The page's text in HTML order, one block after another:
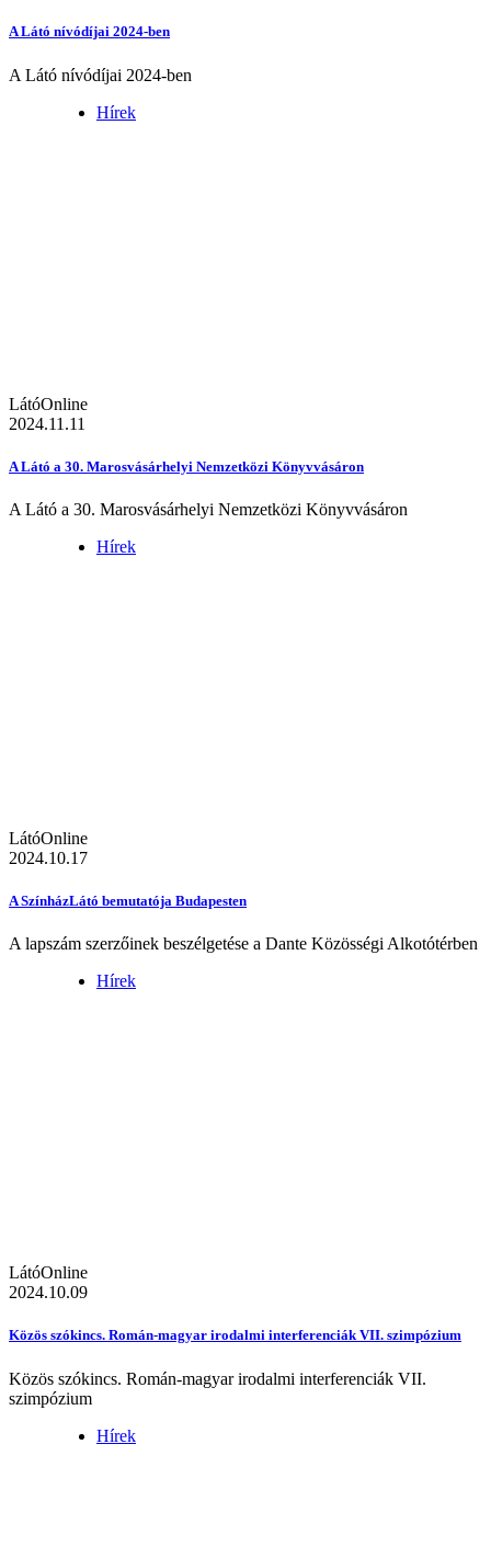
A Látó nívódíjai 2024-ben
A Látó nívódíjai 2024-ben
Hírek
LátóOnline
2024.11.11
A Látó a 30. Marosvásárhelyi Nemzetközi Könyvvásáron
A Látó a 30. Marosvásárhelyi Nemzetközi Könyvvásáron
Hírek
LátóOnline
2024.10.17
A SzínházLátó bemutatója Budapesten
A lapszám szerzőinek beszélgetése a Dante Közösségi Alkotótérben
Hírek
LátóOnline
2024.10.09
Közös szókincs. Román-magyar irodalmi interferenciák VII. szimpózium
Közös szókincs. Román-magyar irodalmi interferenciák VII.
szimpózium
Hírek